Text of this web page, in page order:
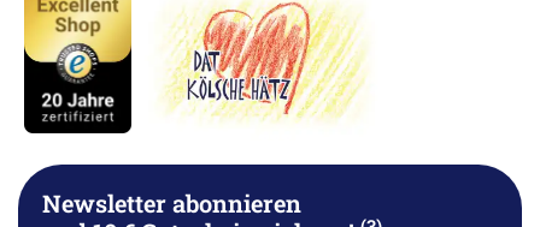
Newsletter abonnieren